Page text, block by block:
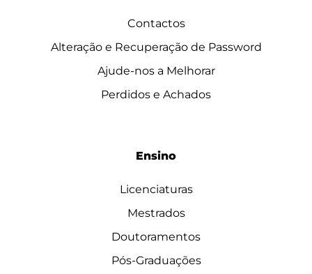
Contactos
Alteração e Recuperação de Password
Ajude-nos a Melhorar
Perdidos e Achados
Ensino
Licenciaturas
Mestrados
Doutoramentos
Pós-Graduações